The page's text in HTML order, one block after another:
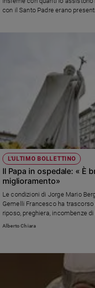
con il Santo Padre erano
L'ULTIMO BOLLETTINO
Il Papa in ospedale: « È
miglioramento»
Le condizioni di Jorge Mario
Gemelli Francesco ha
riposo, preghiera, incombenze
stampa della Santa Sede.
delle Palme; il decano,
Alberto Chiara